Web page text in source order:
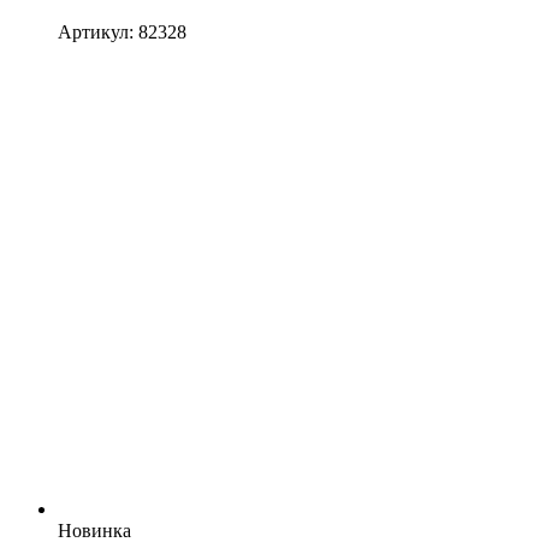
Артикул: 82328
Новинка